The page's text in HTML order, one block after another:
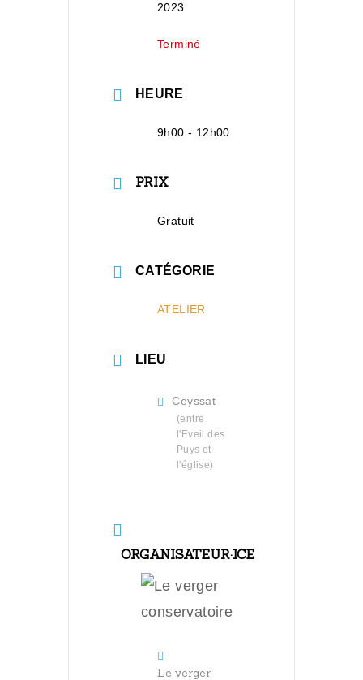
2023
Terminé
HEURE
9h00 - 12h00
PRIX
Gratuit
CATÉGORIE
ATELIER
LIEU
Ceyssat
(entre
l'Eveil des
Puys et
l'église)
ORGANISATEUR·ICE
Le verger